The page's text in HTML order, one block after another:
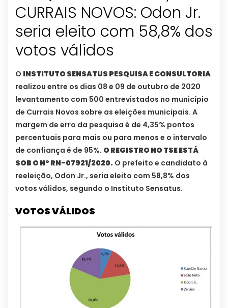
CURRAIS NOVOS: Odon Jr.
seria eleito com 58,8% dos
votos válidos
O INSTITUTO SENSATUS PESQUISA E CONSULTORIA
realizou entre os dias 08 e 09 de outubro de 2020
levantamento com 500 entrevistados no município
de Currais Novos sobre as eleições municipais. A
margem de erro da pesquisa é de 4,35% pontos
percentuais para mais ou para menos e o intervalo
de confiança é de 95%. O REGISTRO NO TSE ESTÁ
SOB O Nº RN-07921/2020. O prefeito e candidato à
reeleição, Odon Jr., seria eleito com 58,8% dos
votos válidos, segundo o Instituto Sensatus.
VOTOS VÁLIDOS